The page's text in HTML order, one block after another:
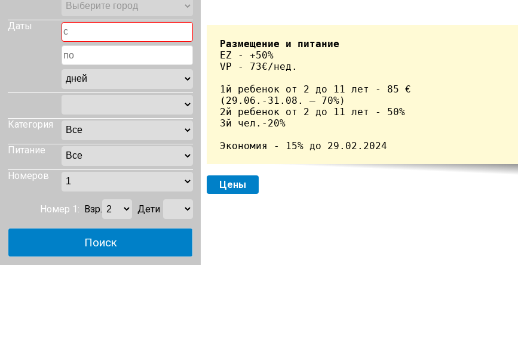
Даты
Категория
Питание
Номеров
Номер 1: Взр. Дети
Размещение и питание
EZ - +50%
VP - 73€/нед.
1й ребенок от 2 до 11 лет - 85 €
(29.06.-31.08. – 70%)
2й ребенок от 2 до 11 лет - 50%
3й чел.-20%
Цены